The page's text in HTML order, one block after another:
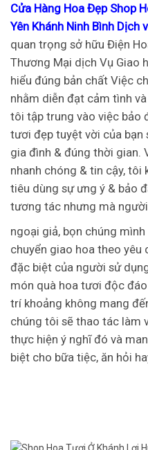
Cửa Hàng Hoa Đẹp Shop
Yên Khánh Ninh Bình Dịch
quan trọng sở hữu Điện
Thương Mại dịch Vụ Giao
hiểu đúng bản chất Việc
nhằm diễn đạt cảm tình
tôi tập trung vào việc bảo
tươi đẹp tuyệt vời của bạn
gia đình & đúng thời gian.
nhanh chóng & tin cậy,
tiêu dùng sự ưng ý & bảo
tương tác nhưng mà
ngoại giả, bọn chúng
chuyển giao hoa theo yêu
đặc biệt của người sử
món quà hoa tươi độc
trí khoảng không mang
chúng tôi sẽ thao tác làm
thực hiện ý nghĩ đó và
biệt cho bữa tiệc, ăn hỏi